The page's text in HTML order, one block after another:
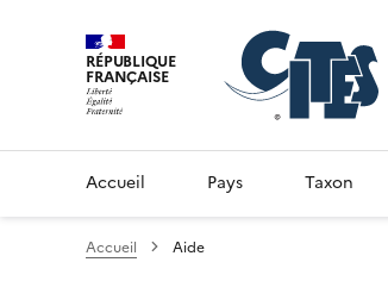
RÉPUBLIQUE
FRANÇAISE
Accueil Pays Taxon
Accueil Aide